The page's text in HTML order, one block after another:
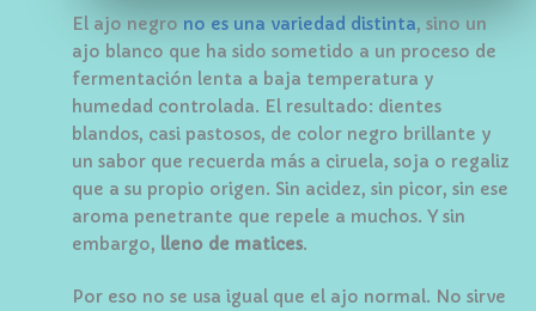
El ajo negro no es una variedad distinta, sino un
ajo blanco que ha sido sometido a un proceso de
fermentación lenta a baja temperatura y
humedad controlada. El resultado: dientes
blandos, casi pastosos, de color negro brillante y
un sabor que recuerda más a ciruela, soja o regaliz
que a su propio origen. Sin acidez, sin picor, sin ese
aroma penetrante que repele a muchos. Y sin
embargo, lleno de matices.
Por eso no se usa igual que el ajo normal. No sirve